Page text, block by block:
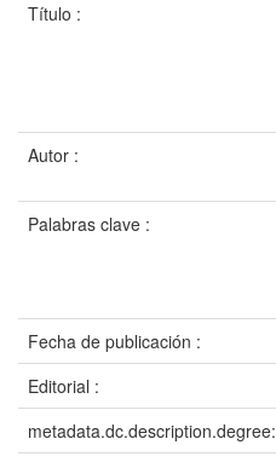
Título :
Autor :
Palabras clave :
Fecha de publicación :
Editorial :
metadata.dc.description.degree: